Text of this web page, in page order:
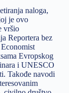
naloga,
je ovo
vršio
Reportera bez
Evropskog
i UNESCO
Takođe navodi